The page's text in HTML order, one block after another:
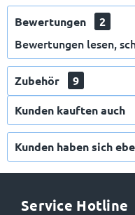
Bewertungen 2
Bewertungen lesen,
Zubehör
9
Kunden kauften auch
Kunden haben sich
E-Mail
Service Hotline